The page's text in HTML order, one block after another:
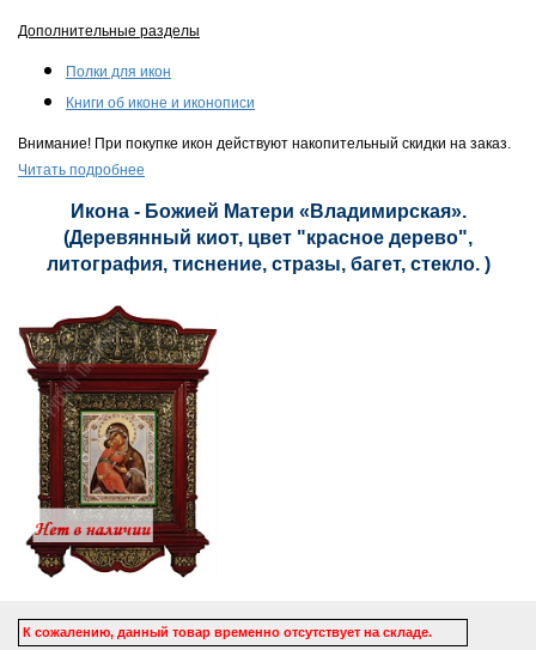
Дополнительные разделы
Полки для икон
Книги об иконе и иконописи
Внимание! При покупке икон действуют накопительный скидки на заказ.
Читать подробнее
Икона - Божией Матери «Владимирская».
(Деревянный киот, цвет "красное дерево",
литография, тиснение, стразы, багет, стекло. )
К сожалению, данный товар временно отсутствует на складе.